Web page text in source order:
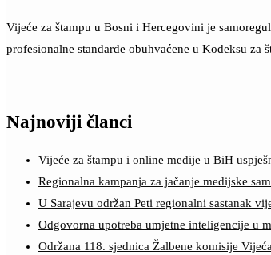
Vijeće za štampu u Bosni i Hercegovini je
profesionalne standarde obuhvaćene u Kodeksu za
Najnoviji članci
Vijeće za štampu i online medije u BiH
Regionalna kampanja za jačanje medijske
U Sarajevu održan Peti regionalni sastanak
Odgovorna upotreba umjetne inteligencije u
Održana 118. sjednica Žalbene komisije